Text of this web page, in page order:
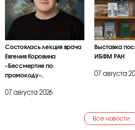
Состоялась лекция врача
Евгения Коровина
«Бессмертие по
промокоду».
07 августа 2026
Выставка
ИБФМ РАН
07 августа
Все новости